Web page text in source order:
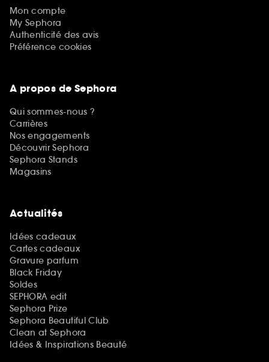
Mon compte
My Sephora
Authenticité des avis
Préférence cookies
A propos de Sephora
Qui sommes-nous ?
Carrières
Nos engagements
Découvrir Sephora
Sephora Stands
Magasins
Actualités
Idées cadeaux
Cartes cadeaux
Gravure parfum
Black Friday
Soldes
SEPHORA edit
Sephora Prize
Sephora Beautiful Club
Clean at Sephora
Idées & Inspirations Beauté